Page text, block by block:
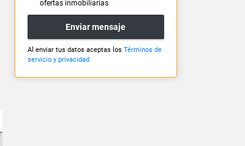
ofertas inmobiliarias
Enviar mensaje
Al enviar tus datos aceptas los Términos de
servicio y privacidad